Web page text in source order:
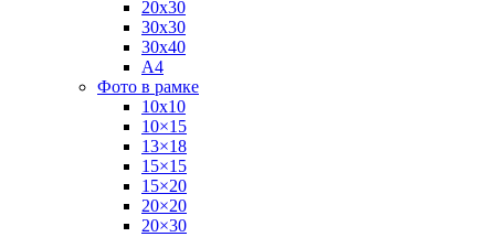
20х30
30х30
30х40
А4
Фото в рамке
10х10
10×15
13×18
15×15
15×20
20×20
20×30